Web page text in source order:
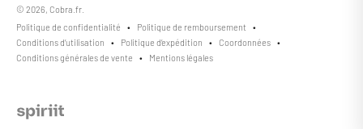
© 2026, Cobra.fr.
Politique de confidentialité
Politique de remboursement
Conditions d’utilisation
Politique d’expédition
Coordonnées
Conditions générales de vente
Mentions légales